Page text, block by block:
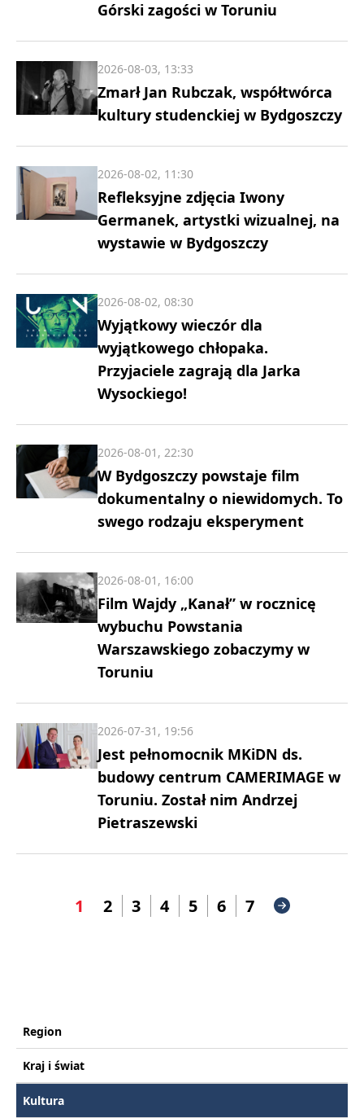
Górski zagości w Toruniu
Zmarł Jan Rubczak, współtwórca
kultury studenckiej w Bydgoszczy
2026-08-03, 13:33
Refleksyjne zdjęcia Iwony
Germanek, artystki wizualnej, na
wystawie w Bydgoszczy
2026-08-02, 11:30
Wyjątkowy wieczór dla
wyjątkowego chłopaka.
Przyjaciele zagrają dla Jarka
Wysockiego!
2026-08-02, 08:30
W Bydgoszczy powstaje film
dokumentalny o niewidomych. To
swego rodzaju eksperyment
2026-08-01, 22:30
Film Wajdy „Kanał” w rocznicę
wybuchu Powstania
Warszawskiego zobaczymy w
Toruniu
2026-08-01, 16:00
Jest pełnomocnik MKiDN ds.
budowy centrum CAMERIMAGE w
Toruniu. Został nim Andrzej
Pietraszewski
2026-07-31, 19:56
1 2 3 4 5 6 7
Region
Kraj i świat
Kultura